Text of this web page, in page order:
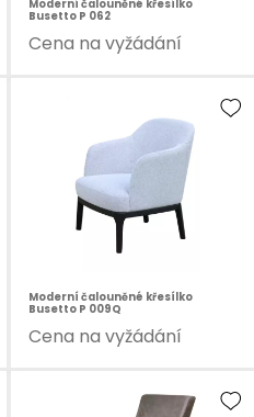
Moderní čalouněné křesílko
Busetto P 062
Cena na vyžádání
Moderní čalouněné křesílko
Busetto P 009Q
Cena na vyžádání